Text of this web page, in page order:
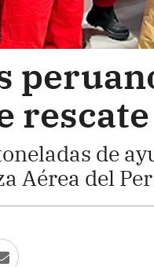
de
Aérea del